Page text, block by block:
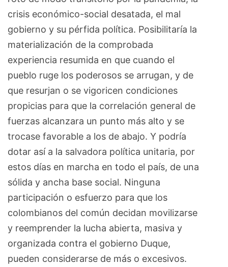
crisis económico-social desatada, el mal
gobierno y su pérfida política. Posibilitaría la
materialización de la comprobada
experiencia resumida en que cuando el
pueblo ruge los poderosos se arrugan, y de
que resurjan o se vigoricen condiciones
propicias para que la correlación general de
fuerzas alcanzara un punto más alto y se
trocase favorable a los de abajo. Y podría
dotar así a la salvadora política unitaria, por
estos días en marcha en todo el país, de una
sólida y ancha base social. Ninguna
participación o esfuerzo para que los
colombianos del común decidan movilizarse
y reemprender la lucha abierta, masiva y
organizada contra el gobierno Duque,
pueden considerarse de más o excesivos.